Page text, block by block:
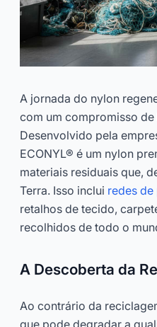
A jornada do nylon
com um compromisso
Desenvolvido pela
ECONYL® é um nylon
materiais residuais que,
Terra. Isso inclui redes
retalhos de tecido,
recolhidos de todo o
A Descoberta da
Ao contrário da
que pode degradar a